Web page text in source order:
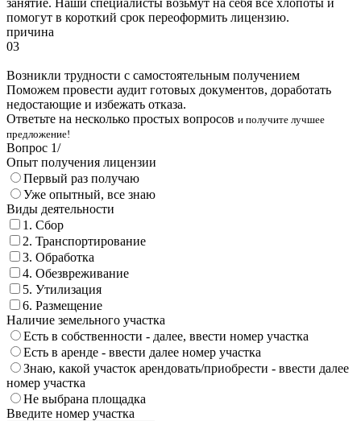
помогут в короткий срок переоформить лицензию.
причина
03
Возникли трудности с самостоятельным получением
Поможем провести аудит готовых документов, доработать
недостающие и избежать отказа.
Ответьте на несколько простых вопросов и получите лучшее
предложение!
Вопрос 1/
Опыт получения лицензии
Первый раз получаю
Уже опытный, все знаю
Виды деятельности
1. Сбор
2. Транспортирование
3. Обработка
4. Обезвреживание
5. Утилизация
6. Размещение
Наличие земельного участка
Есть в собственности - далее, ввести номер участка
Есть в аренде - ввести далее номер участка
Знаю, какой участок арендовать/приобрести - ввести далее
номер участка
Не выбрана площадка
Введите номер участка